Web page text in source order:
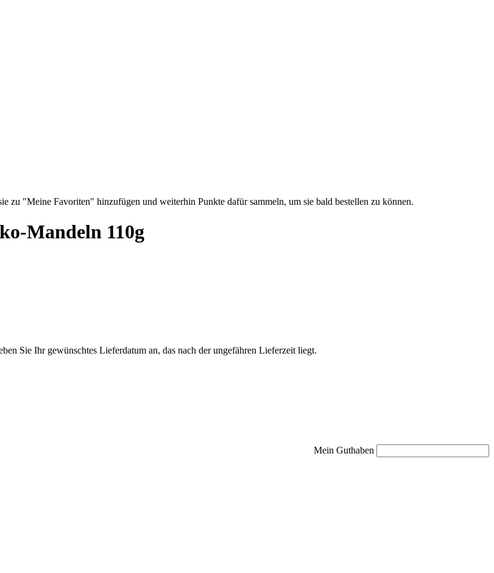
zu "Meine Favoriten" hinzufügen und weiterhin Punkte dafür sammeln, um sie bald bestellen zu können.
Mandeln 110g
Sie Ihr gewünschtes Lieferdatum an, das nach der ungefähren Lieferzeit liegt.
Mein Guthaben